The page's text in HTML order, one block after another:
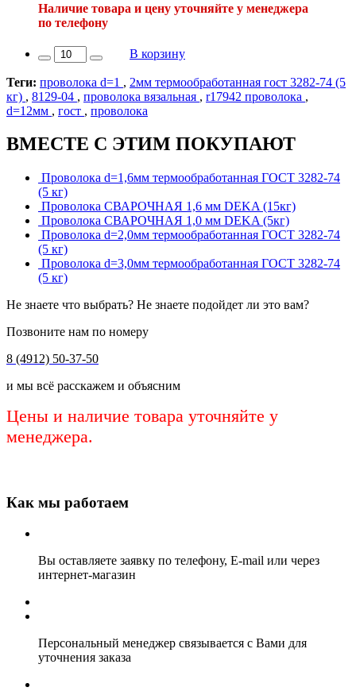
Наличие товара и цену уточняйте у менеджера
по телефону
В корзину
Теги: проволока d=1 , 2мм термообработанная гост 3282-74 (5
кг) , 8129-04 , проволока вязальная , r17942 проволока ,
d=12мм , гост , проволока
ВМЕСТЕ С ЭТИМ ПОКУПАЮТ
Проволока d=1,6мм термообработанная ГОСТ 3282-74
(5 кг)
Проволока СВАРОЧНАЯ 1,6 мм DEKA (15кг)
Проволока СВАРОЧНАЯ 1,0 мм DEKA (5кг)
Проволока d=2,0мм термообработанная ГОСТ 3282-74
(5 кг)
Проволока d=3,0мм термообработанная ГОСТ 3282-74
(5 кг)
Не знаете что выбрать? Не знаете подойдет ли это вам?
Позвоните нам по номеру
8 (4912) 50-37-50
и мы всё расскажем и объясним
Цены и наличие товара уточняйте у
менеджера.
Как мы работаем
Вы оставляете заявку по телефону, E-mail или через
интернет-магазин
Персональный менеджер связывается с Вами для
уточнения заказа